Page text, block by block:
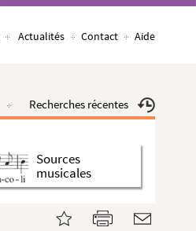
Actualités Contact Aide
Recherches récentes
Sources
musicales